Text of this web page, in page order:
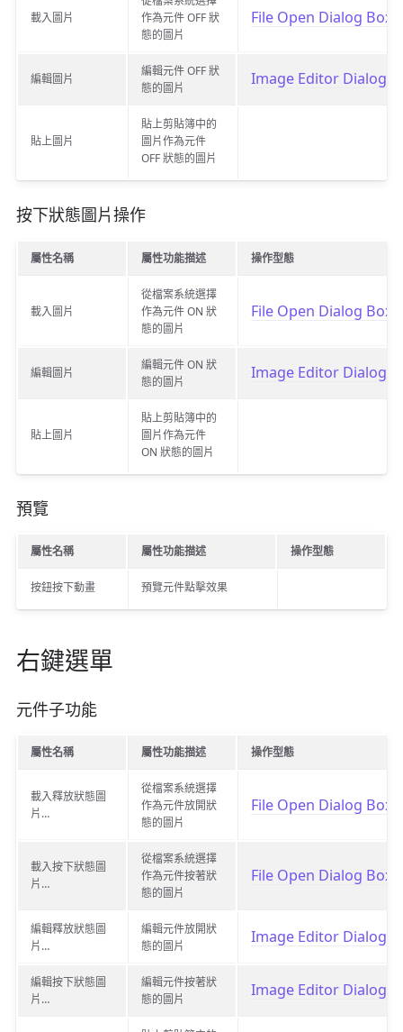
載入圖片
作為元件 OFF 狀
態的圖片
File Open Dialog Box
編輯圖片
編輯元件 OFF 狀
態的圖片
Image Editor Dialog
貼上圖片
貼上剪貼簿中的
圖片作為元件
OFF 狀態的圖片
按下狀態圖片操作
屬性名稱 屬性功能描述 操作型態
載入圖片
從檔案系統選擇
作為元件 ON 狀
態的圖片
File Open Dialog Box
編輯圖片
編輯元件 ON 狀
態的圖片
Image Editor Dialog
貼上圖片
貼上剪貼簿中的
圖片作為元件
ON 狀態的圖片
預覽
屬性名稱 屬性功能描述 操作型態
按鈕按下動畫 預覽元件點擊效果
右鍵選單
元件子功能
屬性名稱 屬性功能描述 操作型態
載入釋放狀態圖
片…
從檔案系統選擇
作為元件放開狀
態的圖片
File Open Dialog Box
載入按下狀態圖
片…
從檔案系統選擇
作為元件按著狀
態的圖片
File Open Dialog Box
編輯釋放狀態圖
片…
編輯元件放開狀
態的圖片
Image Editor Dialog
編輯按下狀態圖
片…
編輯元件按著狀
態的圖片
Image Editor Dialog